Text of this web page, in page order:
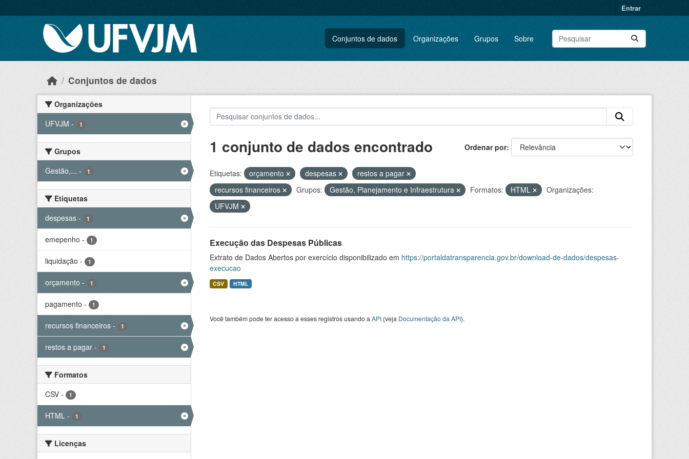
Entrar
Conjuntos de dados Organizações Grupos Sobre
Conjuntos de dados
Organizações
UFVJM - 1
Grupos
Gestão,... - 1
Etiquetas
despesas - 1
emepenho - 1
liquidação - 1
orçamento - 1
pagamento - 1
recursos financeiros - 1
restos a pagar - 1
Formatos
CSV - 1
HTML - 1
Licenças
Ordenar por
1 conjunto de dados encontrado
Etiquetas: orçamento despesas
restos a pagar
recursos financeiros
Grupos: Gestão, Planejamento e Infraestrutura Formatos: HTML
Organizações:
UFVJM
Execução das Despesas Públicas
Extrato de Dados Abertos por exercício disponibilizado em https://portaldatransparencia.gov.br/download-de-dados/despesas-
execucao
CSV HTML
Você também pode ter acesso a esses registros usando a API(veja Documentação da API).